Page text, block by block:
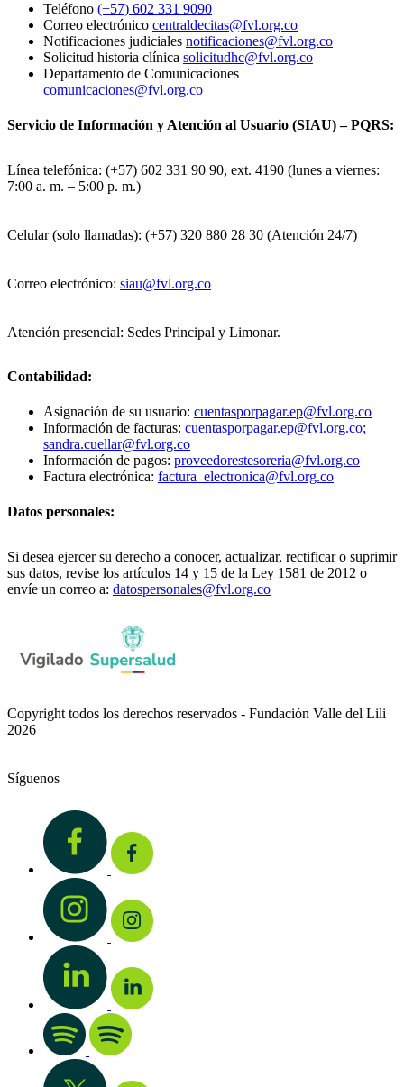
Teléfono (+57) 602 331 9090
Correo electrónico centraldecitas@fvl.org.co
Notificaciones judiciales notificaciones@fvl.org.co
Solicitud historia clínica solicitudhc@fvl.org.co
Departamento de Comunicaciones
comunicaciones@fvl.org.co
Servicio de Información y Atención al Usuario (SIAU) – PQRS:
Línea telefónica: (+57) 602 331 90 90, ext. 4190 (lunes a viernes:
7:00 a. m. – 5:00 p. m.)
Celular (solo llamadas): (+57) 320 880 28 30 (Atención 24/7)
Correo electrónico: siau@fvl.org.co
Atención presencial: Sedes Principal y Limonar.
Contabilidad:
Asignación de su usuario: cuentasporpagar.ep@fvl.org.co
Información de facturas: cuentasporpagar.ep@fvl.org.co;
sandra.cuellar@fvl.org.co
Información de pagos: proveedorestesoreria@fvl.org.co
Factura electrónica: factura_electronica@fvl.org.co
Datos personales:
Si desea ejercer su derecho a conocer, actualizar, rectificar o suprimir
sus datos, revise los artículos 14 y 15 de la Ley 1581 de 2012 o
envíe un correo a: datospersonales@fvl.org.co
Copyright todos los derechos reservados - Fundación Valle del Lili
2026
Síguenos